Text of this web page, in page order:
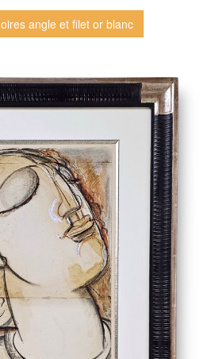
angle et filet or blanc